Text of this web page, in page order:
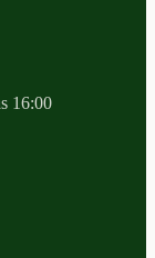
16:00